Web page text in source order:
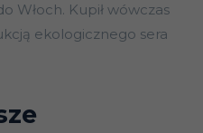
Włoch. Kupił wówczas
ekologicznego sera